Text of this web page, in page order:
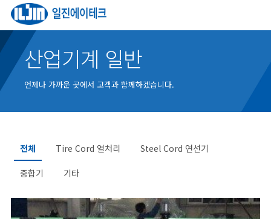
산업기계 일반
언제나 가까운 곳에서 고객과 함께하겠습니다.
전체 Tire Cord 열처리 Steel Cord 연선기
중합기 기타